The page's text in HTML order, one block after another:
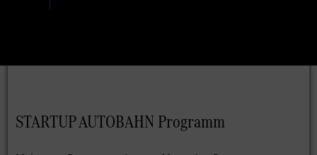
STARTUP AUTOBAHN Programm